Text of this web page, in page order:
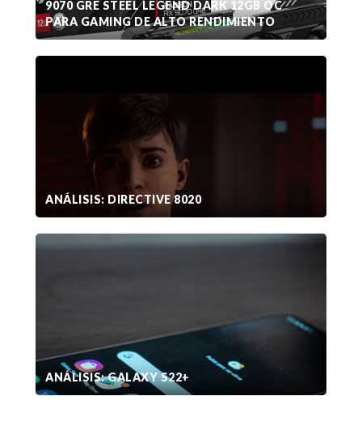
9070 GRE STEEL LEGEND DARK 12GB OC
PARA GAMING DE ALTO RENDIMIENTO
ANÁLISIS: DIRECTIVE 8020
ANÁLISIS: GALAXY S22+